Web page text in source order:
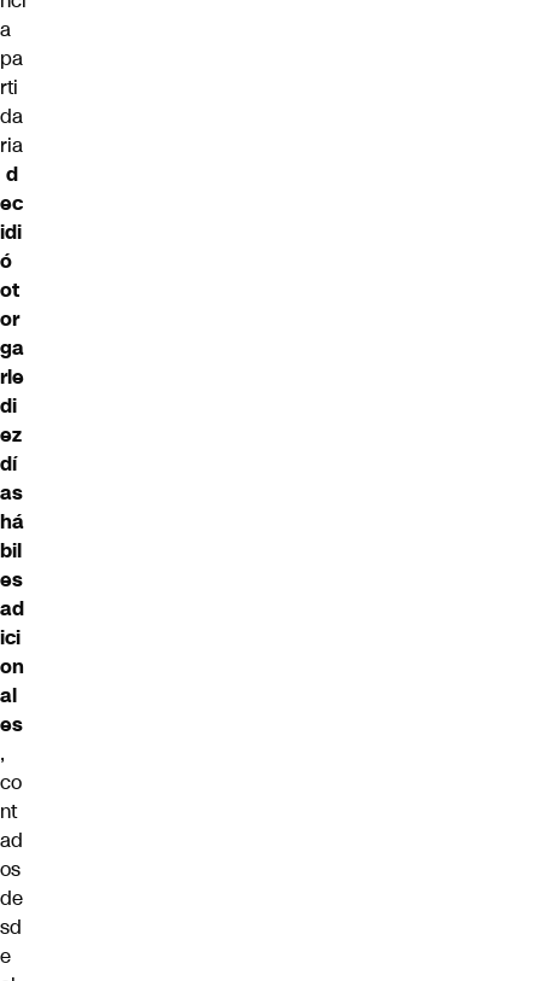
a
pa
rti
da
ria
d
ec
idi
ó
ot
or
ga
rle
di
ez
dí
as
há
bil
es
ad
ici
on
al
es
,
co
nt
ad
os
de
sd
e